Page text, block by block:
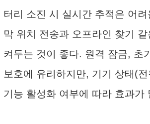
터리 소진 시 실시간 추적은 어려
막 위치 전송과 오프라인 찾기 같
켜두는 것이 좋다. 원격 잠금, 초
보호에 유리하지만, 기기 상태(
기능 활성화 여부에 따라 효과가